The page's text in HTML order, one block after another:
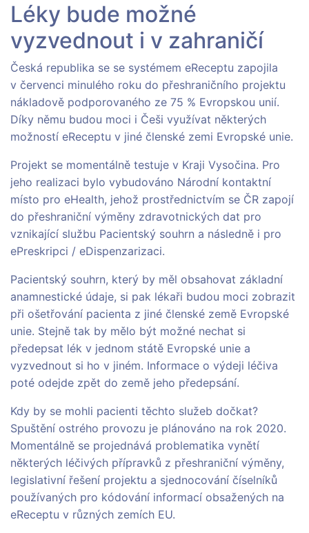
Léky bude možné
vyzvednout i v zahraničí
Česká republika se se systémem eReceptu zapojila
v červenci minulého roku do přeshraničního projektu
nákladově podporovaného ze 75 % Evropskou unií.
Díky němu budou moci i Češi využívat některých
možností eReceptu v jiné členské zemi Evropské unie.
Projekt se momentálně testuje v Kraji Vysočina. Pro
jeho realizaci bylo vybudováno Národní kontaktní
místo pro eHealth, jehož prostřednictvím se ČR zapojí
do přeshraniční výměny zdravotnických dat pro
vznikající službu Pacientský souhrn a následně i pro
ePreskripci / eDispenzarizaci.
Pacientský souhrn, který by měl obsahovat základní
anamnestické údaje, si pak lékaři budou moci zobrazit
při ošetřování pacienta z jiné členské země Evropské
unie. Stejně tak by mělo být možné nechat si
předepsat lék v jednom státě Evropské unie a
vyzvednout si ho v jiném. Informace o výdeji léčiva
poté odejde zpět do země jeho předepsání.
Kdy by se mohli pacienti těchto služeb dočkat?
Spuštění ostrého provozu je plánováno na rok 2020.
Momentálně se projednává problematika vynětí
některých léčivých přípravků z přeshraniční výměny,
legislativní řešení projektu a sjednocování číselníků
používaných pro kódování informací obsažených na
eReceptu v různých zemích EU.